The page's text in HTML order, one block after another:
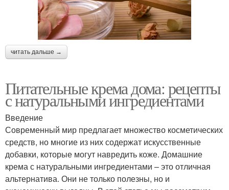
читать дальше →
Питательные крема дома: рецепты
с натуральными ингредиентами
Введение
Современный мир предлагает множество косметических
средств, но многие из них содержат искусственные
добавки, которые могут навредить коже. Домашние
крема с натуральными ингредиентами – это отличная
альтернатива. Они не только полезны, но и